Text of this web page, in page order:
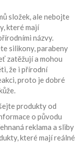
složek, ale nebojte
které mají
názvy.
silikony, parabeny
zatěžují a mohou
že i přírodní
proto je dobré
produkty od
o původu
reklama a sliby
které mají reálné